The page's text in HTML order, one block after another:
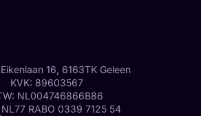
16, 6163TK Geleen
KVK: 89603567
NL004746866B86
RABO 0339 7125 54